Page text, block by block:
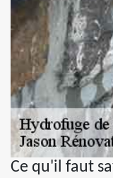
Ce qu'il faut